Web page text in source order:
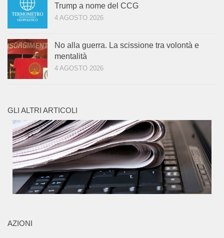
Trump a nome del CCG
4 AGOSTO 2026
No alla guerra. La scissione tra volontà e
mentalità
4 AGOSTO 2026
GLI ALTRI ARTICOLI
AZIONI